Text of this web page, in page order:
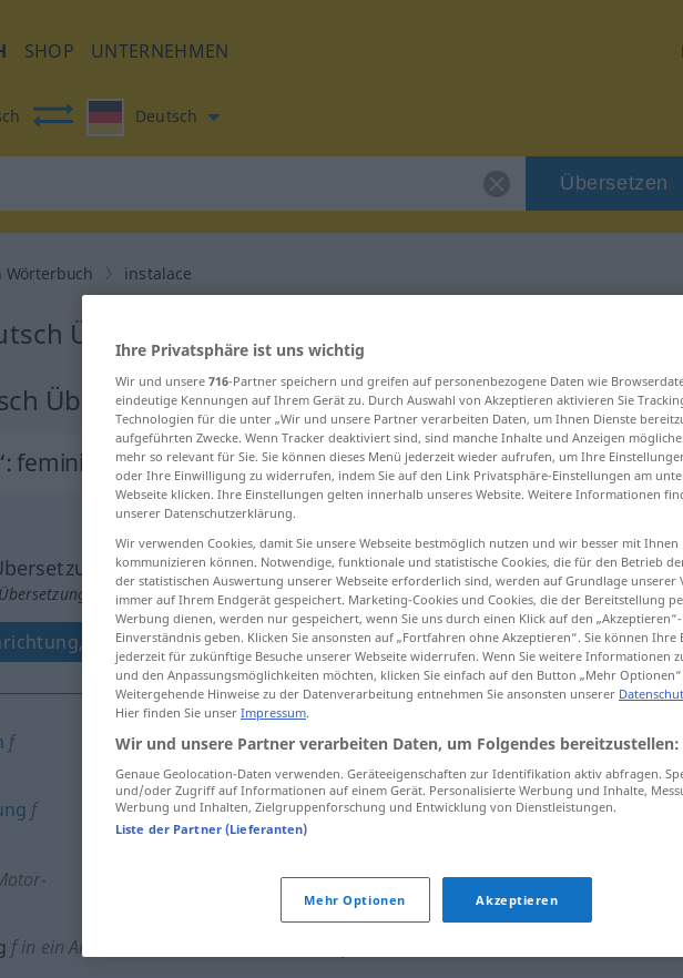
SHOP UNTERNEHMEN
Deutsch
Übersetzen
Wörterbuch instalace
Übersetzung für "instalace"
Übersetzung
: feminin
anklicken/antippen)
Einbau, Einsetzung
f instalace
f instalace TECH
instalace
fin ein Amt
Ihre Privatsphäre ist uns wichtig
Wir und unsere 716-Partner speichern und greifen auf personenbezogene Daten wie
eindeutige Kennungen auf Ihrem Gerät zu. Durch Auswahl von Akzeptieren aktivieren Sie
Technologien für die unter „Wir und unsere Partner verarbeiten Daten, um Ihnen Dienste
aufgeführten Zwecke. Wenn Tracker deaktiviert sind, sind manche Inhalte und Anzeigen
mehr so relevant für Sie. Sie können dieses Menü jederzeit wieder aufrufen, um Ihre
oder Ihre Einwilligung zu widerrufen, indem Sie auf den Link Privatsphäre-Einstellungen am
Webseite klicken. Ihre Einstellungen gelten innerhalb unseres Website. Weitere Informationen
unserer Datenschutzerklärung.
Wir verwenden Cookies, damit Sie unsere Webseite bestmöglich nutzen und wir besser mit Ihnen
kommunizieren können. Notwendige, funktionale und statistische Cookies, die für den Betrieb
der statistischen Auswertung unserer Webseite erforderlich sind, werden auf Grundlage unserer
immer auf Ihrem Endgerät gespeichert. Marketing-Cookies und Cookies, die der Bereitstellung
Werbung dienen, werden nur gespeichert, wenn Sie uns durch einen Klick auf den
Einverständnis geben. Klicken Sie ansonsten auf „Fortfahren ohne Akzeptieren“. Sie können
jederzeit für zukünftige Besuche unserer Webseite widerrufen. Wenn Sie weitere Informationen
und den Anpassungsmöglichkeiten möchten, klicken Sie einfach auf den Button „Mehr
Weitergehende Hinweise zu der Datenverarbeitung entnehmen Sie ansonsten unserer
Hier finden Sie unser Impressum.
Wir und unsere Partner verarbeiten Daten, um Folgendes bereitzustellen:
Genaue Geolocation-Daten verwenden. Geräteeigenschaften zur Identifikation aktiv abfragen.
und/oder Zugriff auf Informationen auf einem Gerät. Personalisierte Werbung und Inhalte,
Werbung und Inhalten, Zielgruppenforschung und Entwicklung von Dienstleistungen.
Liste der Partner (Lieferanten)
Mehr Optionen Akzeptieren